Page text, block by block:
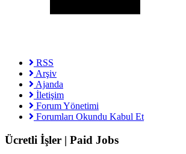
RSS
Arşiv
Ajanda
İletişim
Forum Yönetimi
Forumları Okundu Kabul Et
Ücretli İşler | Paid Jobs